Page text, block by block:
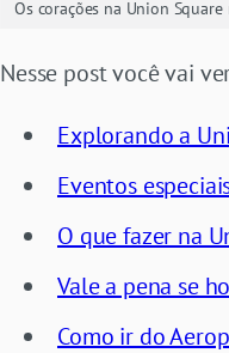
Os corações na Union
Nesse post você vai
Explorando a
Eventos
O que fazer na
Vale a pena se
Como ir do